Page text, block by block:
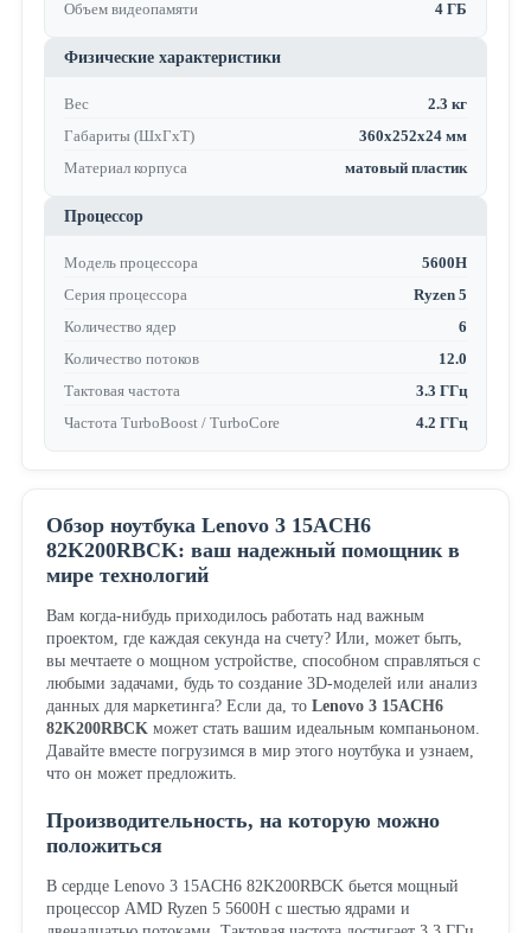
Объем видеопамяти
4 ГБ
Физические характеристики
Вес
2.3 кг
Габариты (ШхГхТ)
360x252x24 мм
Материал корпуса
матовый пластик
Процессор
Модель процессора
5600H
Серия процессора
Ryzen 5
Количество ядер
6
Количество потоков
12.0
Тактовая частота
3.3 ГГц
Частота TurboBoost / TurboCore
4.2 ГГц
Обзор ноутбука Lenovo 3 15ACH6
82K200RBCK: ваш надежный помощник в
мире технологий
Вам когда-нибудь приходилось работать над важным
проектом, где каждая секунда на счету? Или, может быть,
вы мечтаете о мощном устройстве, способном справляться с
любыми задачами, будь то создание 3D-моделей или анализ
данных для маркетинга? Если да, то Lenovo 3 15ACH6
82K200RBCKможет стать вашим идеальным компаньоном.
Давайте вместе погрузимся в мир этого ноутбука и узнаем,
что он может предложить.
Производительность, на которую можно
положиться
В сердце Lenovo 3 15ACH6 82K200RBCK бьется мощный
процессор AMD Ryzen 5 5600H с шестью ядрами и